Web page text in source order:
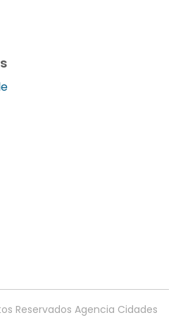
Reservados Agencia Cidades